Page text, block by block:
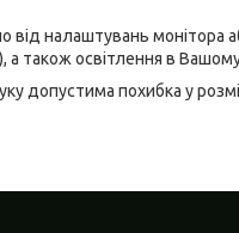
від налаштувань
а також освітлення в
допустима похибка у